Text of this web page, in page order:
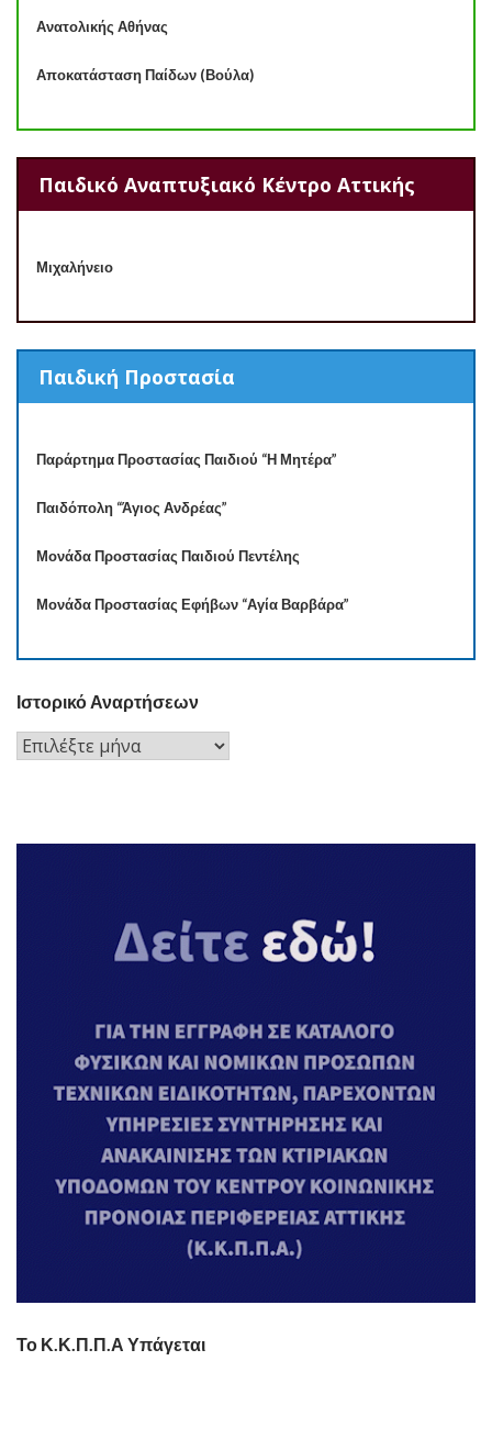
Ανατολικής Αθήνας
Αποκατάσταση Παίδων (Βούλα)
Παιδικό Αναπτυξιακό Κέντρο Αττικής
Μιχαλήνειο
Παιδική Προστασία
Παράρτημα Προστασίας Παιδιού “Η Μητέρα”
Παιδόπολη “Άγιος Ανδρέας”
Μονάδα Προστασίας Παιδιού Πεντέλης
Μονάδα Προστασίας Εφήβων “Αγία Βαρβάρα”
Ιστορικό Αναρτήσεων
Ιστορικό
Το Κ.Κ.Π.Π.Α Υπάγεται